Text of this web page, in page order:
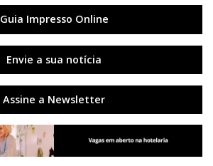
Guia Impresso Online
Envie a sua notícia
Assine a Newsletter